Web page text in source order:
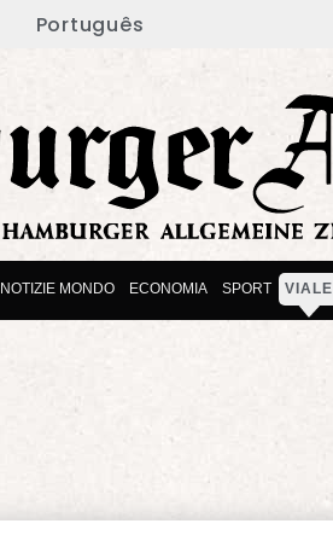
Português
NOTIZIE MONDO ECONOMIA SPORT VIALE